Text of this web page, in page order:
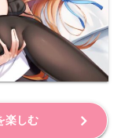
楽しむ